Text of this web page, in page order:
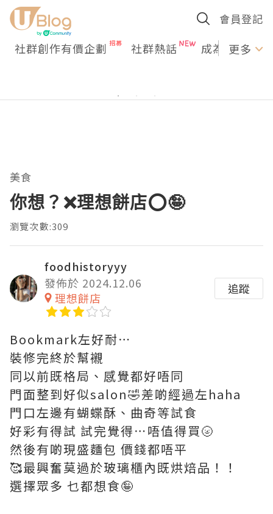
會員登記
社群創作有價企劃 社群熱話 成為U更多
美食
你想？❌理想餅店⭕️🤪
瀏覽次數:309
foodhistoryyy
發佈於 2024.12.06
理想餅店
追蹤
Bookmark左好耐⋯
裝修完終於幫襯
同以前既格局、感覺都好唔同
門面整到好似salon🤣差啲經過左haha
門口左邊有蝴蝶酥、曲奇等試食
好彩有得試 試完覺得⋯唔值得買🌝
然後有啲現盛麵包 價錢都唔平
🥰最興奮莫過於玻璃櫃內既烘焙品！！
選擇眾多 乜都想食🤪